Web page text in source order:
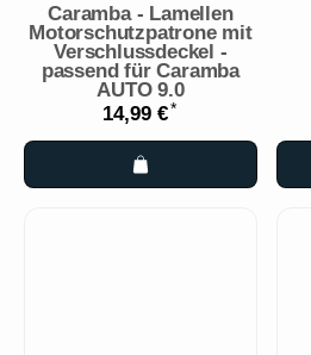
Caramba - Lamellen
Motorschutzpatrone mit
Verschlussdeckel -
passend für Caramba
AUTO 9.0
14,99 €*